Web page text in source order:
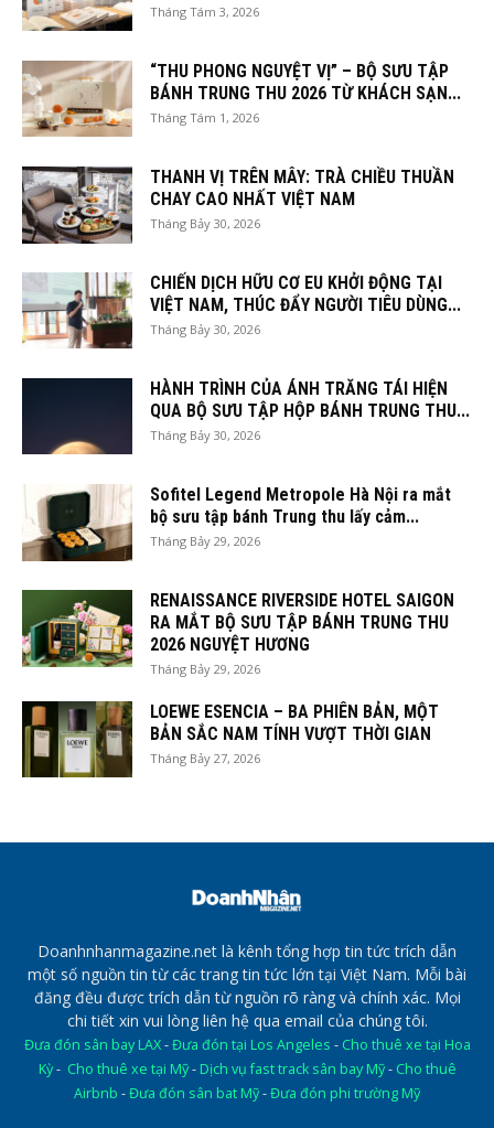
Tháng Tám 3, 2026
“THU PHONG NGUYỆT VỊ” – BỘ SƯU TẬP
BÁNH TRUNG THU 2026 TỪ KHÁCH SẠN...
Tháng Tám 1, 2026
THANH VỊ TRÊN MÂY: TRÀ CHIỀU THUẦN
CHAY CAO NHẤT VIỆT NAM
Tháng Bảy 30, 2026
CHIẾN DỊCH HỮU CƠ EU KHỞI ĐỘNG TẠI
VIỆT NAM, THÚC ĐẨY NGƯỜI TIÊU DÙNG...
Tháng Bảy 30, 2026
HÀNH TRÌNH CỦA ÁNH TRĂNG TÁI HIỆN
QUA BỘ SƯU TẬP HỘP BÁNH TRUNG THU...
Tháng Bảy 30, 2026
Sofitel Legend Metropole Hà Nội ra mắt
bộ sưu tập bánh Trung thu lấy cảm...
Tháng Bảy 29, 2026
RENAISSANCE RIVERSIDE HOTEL SAIGON
RA MẮT BỘ SƯU TẬP BÁNH TRUNG THU
2026 NGUYỆT HƯƠNG
Tháng Bảy 29, 2026
LOEWE ESENCIA – BA PHIÊN BẢN, MỘT
BẢN SẮC NAM TÍNH VƯỢT THỜI GIAN
Tháng Bảy 27, 2026
Doanhnhanmagazine.net là kênh tổng hợp tin tức trích dẫn
một số nguồn tin từ các trang tin tức lớn tại Việt Nam. Mỗi bài
đăng đều được trích dẫn từ nguồn rõ ràng và chính xác. Mọi
chi tiết xin vui lòng liên hệ qua email của chúng tôi.
Đưa đón sân bay LAX-Đưa đón tại Los Angeles - Cho thuê xe tại Hoa
Kỳ- Cho thuê xe tại Mỹ- Dịch vụ fast track sân bay Mỹ- Cho thuê
Airbnb -Đưa đón sân bat Mỹ-Đưa đón phi trường Mỹ